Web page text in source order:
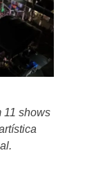
11 shows